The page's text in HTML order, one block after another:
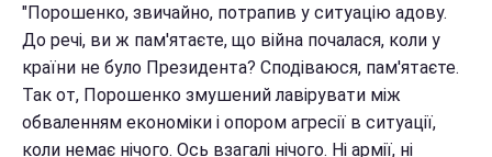
"Порошенко, звичайно, потрапив у ситуацію адову.
До речі, ви ж пам'ятаєте, що війна почалася, коли у
країни не було Президента? Сподіваюся, пам'ятаєте.
Так от, Порошенко змушений лавірувати між
обваленням економіки і опором агресії в ситуації,
коли немає нічого. Ось взагалі нічого. Ні армії, ні